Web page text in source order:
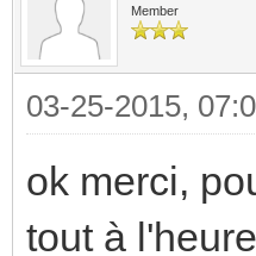
Member
03-25-2015,
ok merci,
tout à